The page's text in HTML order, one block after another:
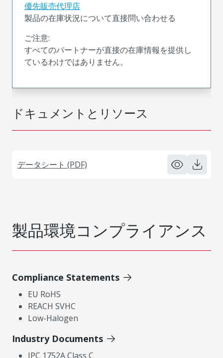
ドキュメントとリソース
データシート (PDF)
優先販売代理店
製品の在庫状況について直接問い合わせる
ご注意:
すべてのパートナーが直接の在庫情報を提供し
ているわけではありません。
製品環境コンプライアンス
Compliance Statements
EU RoHS
REACH SVHC
Low-Halogen
Industry Documents
IPC 1752A Class C